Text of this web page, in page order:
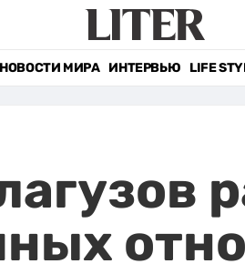
НОВОСТИ МИРА ИНТЕРВЬЮ LIFE